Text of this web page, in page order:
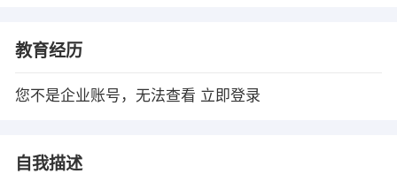
教育经历
您不是企业账号，无法查看 立即登录
自我描述